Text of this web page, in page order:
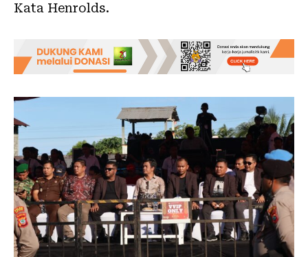
Kata Henrolds.